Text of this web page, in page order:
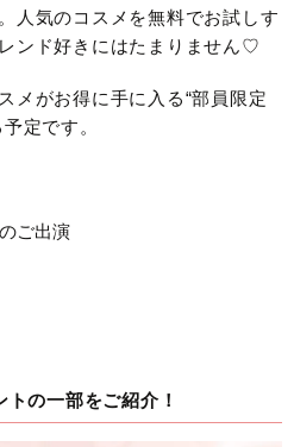
人気のコスメを無料でお試しす
ンド好きにはたまりません♡
メがお得に手に入る“部員限定
定です。
ご出演
の一部をご紹介！